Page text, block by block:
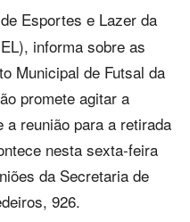
Esportes e Lazer da
informa sobre as
Municipal de Futsal da
promete agitar a
reunião para a retirada
nesta sexta-feira
da Secretaria de
926.